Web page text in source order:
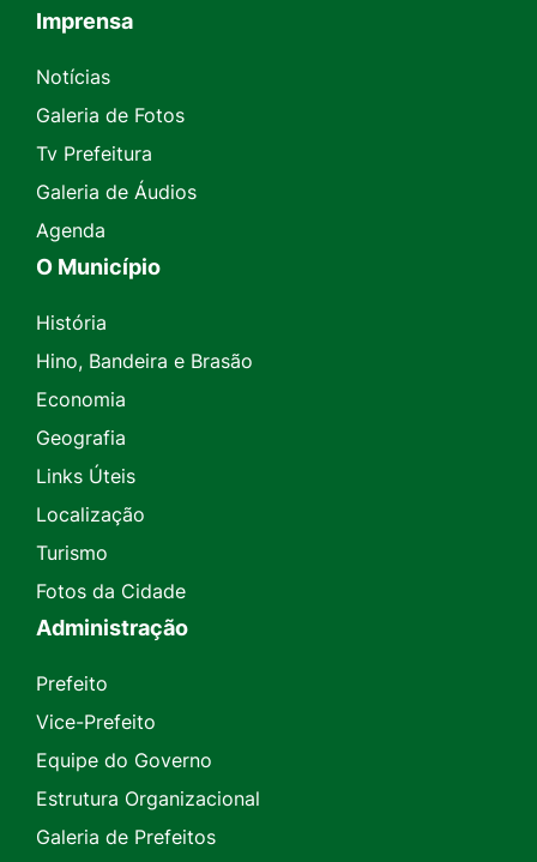
Seção do Rodapé e Contato
Imprensa
Notícias
Galeria de Fotos
Tv Prefeitura
Galeria de Áudios
Agenda
O Município
História
Hino, Bandeira e Brasão
Economia
Geografia
Links Úteis
Localização
Turismo
Fotos da Cidade
Administração
Prefeito
Vice-Prefeito
Equipe do Governo
Estrutura Organizacional
Galeria de Prefeitos